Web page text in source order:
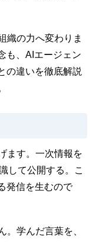
織の力へ変わりま
も、 AIエージェン
の違いを徹底解説
ます。一次情報を
して公開する。こ
発信を生むので
。学んだ言葉を、